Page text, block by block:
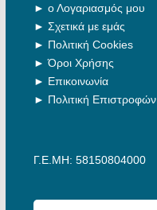
► ο Λογαριασμός μου
► Σχετικά με εμάς
► Πολιτική Cookies
►Όροι Χρήσης
► Επικοινωνία
► Πολιτική Επιστροφών
Γ.Ε.ΜΗ: 58150804000